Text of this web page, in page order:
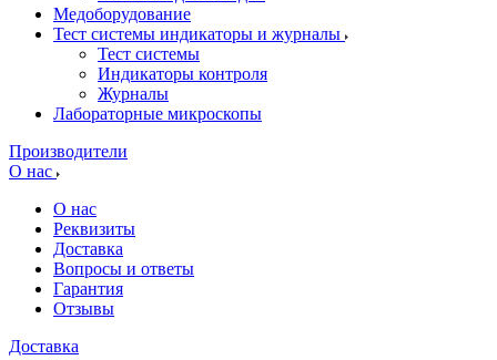
Медоборудование
Тест системы индикаторы и журналы
Тест системы
Индикаторы контроля
Журналы
Лабораторные микроскопы
Производители
О нас
О нас
Реквизиты
Доставка
Вопросы и ответы
Гарантия
Отзывы
Доставка